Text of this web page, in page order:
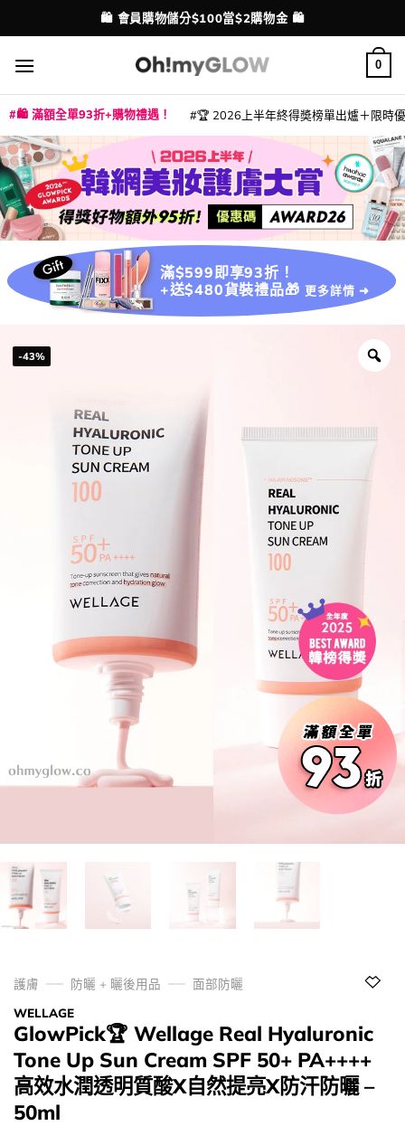
to
content
配送港澳
💳 支援消費券、FPS、八達通、PAYME、信用卡付款
0
🛍️ 滿額全單93折+購物禮遇！ 🏆 2026上半年終得奬榜單出爐＋限時
滿$599即享93折！
+送$480貨裝禮品🎁 更多詳情 ➜
-43%
護膚 防曬 + 曬後用品
面部防曬
WELLAGE
GlowPick🏆 Wellage Real Hyaluronic
Tone Up Sun Cream SPF 50+ PA++++
高效水潤透明質酸X自然提亮X防汗防曬 –
50ml